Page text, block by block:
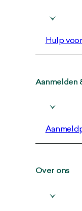
Hulp
Aanmelden
Over ons